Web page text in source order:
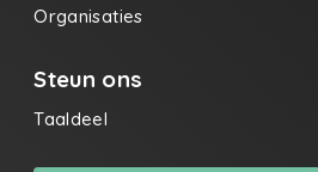
Organisaties
Steun ons
Taaldeel